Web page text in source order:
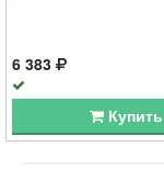
6 383
Купить